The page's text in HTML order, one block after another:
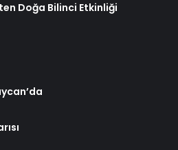
Doğa Bilinci Etkinliği